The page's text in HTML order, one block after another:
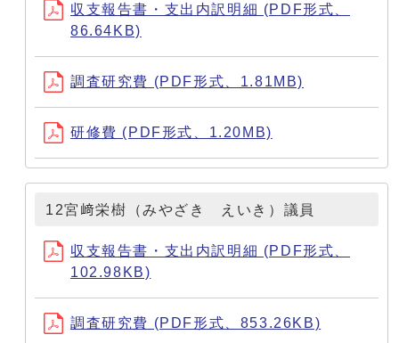
収支報告書・支出内訳明細 (PDF形式、
86.64KB)
調査研究費 (PDF形式、1.81MB)
研修費 (PDF形式、1.20MB)
12宮﨑栄樹（みやざき えいき）議員
収支報告書・支出内訳明細 (PDF形式、
102.98KB)
調査研究費 (PDF形式、853.26KB)